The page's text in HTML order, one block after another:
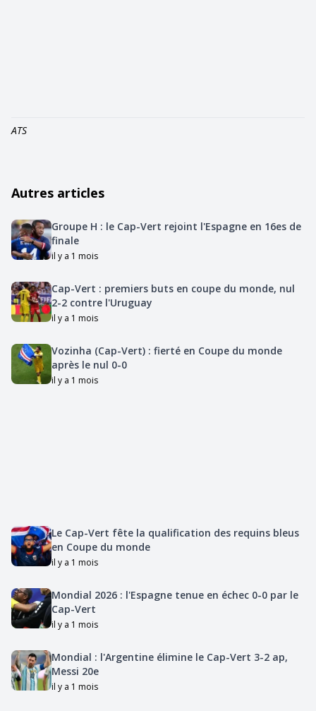
ATS
Autres articles
Groupe H : le Cap-Vert rejoint l'Espagne en 16es de
finale
il y a 1 mois
Cap-Vert : premiers buts en coupe du monde, nul
2-2 contre l'Uruguay
il y a 1 mois
Vozinha (Cap-Vert) : fierté en Coupe du monde
après le nul 0-0
il y a 1 mois
Le Cap-Vert fête la qualification des requins bleus
en Coupe du monde
il y a 1 mois
Mondial 2026 : l'Espagne tenue en échec 0-0 par le
Cap-Vert
il y a 1 mois
Mondial : l'Argentine élimine le Cap-Vert 3-2 ap,
Messi 20e
il y a 1 mois